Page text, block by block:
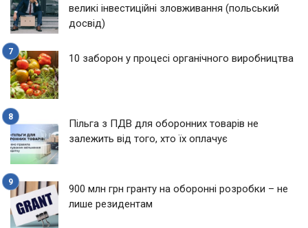
великі інвестиційні зловживання (польський
досвід)
10 заборон у процесі органічного виробництва
Пільга з ПДВ для оборонних товарів не
залежить від того, хто їх оплачує
900 млн грн гранту на оборонні розробки – не
лише резидентам